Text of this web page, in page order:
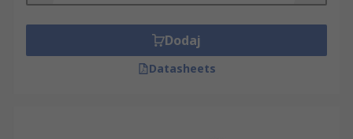
Dodaj
Datasheets